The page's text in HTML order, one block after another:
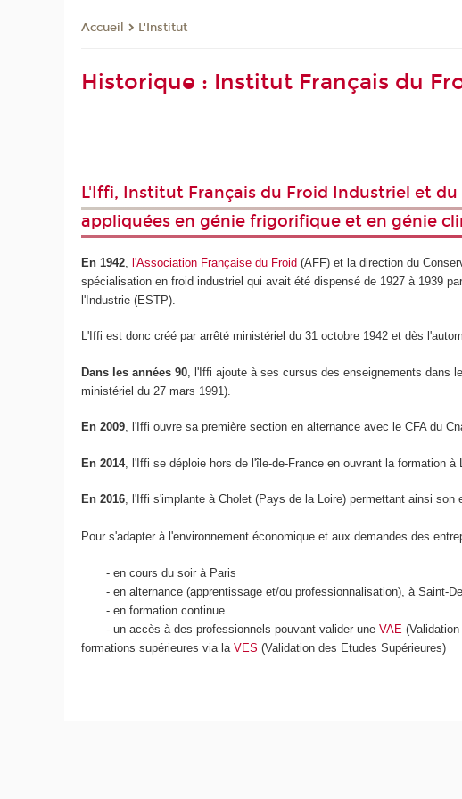
Accueil L'Institut
Historique : Institut Français du
L'Iffi, Institut Français du Froid Industriel et
appliquées en génie frigorifique et en génie
En 1942 ,l'Association Française du Froid (AFF) et la direction du
spécialisation en froid industriel qui avait été dispensé de 1927 à 1939
l'Industrie (ESTP).
L'Iffi est donc créé par arrêté ministériel du 31 octobre 1942 et dès
Dans les années 90 , l'Iffi ajoute à ses cursus des enseignements dans
ministériel du 27 mars 1991).
En 2009, l'Iffi ouvre sa première section en alternance avec le CFA du
En 2014, l'Iffi se déploie hors de l'île-de-France en ouvrant la formation à
En 2016, l'Iffi s'implante à Cholet (Pays de la Loire) permettant ainsi son
Pour s'adapter à l'environnement économique et aux demandes des
- en cours du soir à Paris
- en alternance (apprentissage et/ou professionnalisation), à Saint-
- en formation continue
- un accès à des professionnels pouvant valider uneVAE
formations supérieures via laVES (Validation des Etudes Supérieures)